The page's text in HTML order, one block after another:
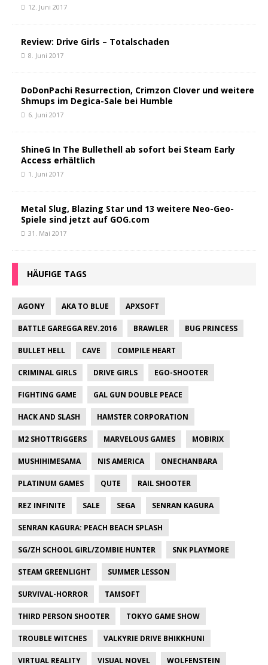
12. Juni 2017
Review: Drive Girls – Totalschaden
8. Juni 2017
DoDonPachi Resurrection, Crimzon Clover und weitere
Shmups im Degica-Sale bei Humble
6. Juni 2017
ShineG In The Bullethell ab sofort bei Steam Early
Access erhältlich
1. Juni 2017
Metal Slug, Blazing Star und 13 weitere Neo-Geo-
Spiele sind jetzt auf GOG.com
31. Mai 2017
HÄUFIGE TAGS
AGONY AKA TO BLUE APXSOFT
BATTLE GAREGGA REV.2016 BRAWLER BUG PRINCESS
BULLET HELL CAVE COMPILE HEART
CRIMINAL GIRLS DRIVE GIRLS EGO-SHOOTER
FIGHTING GAME GAL GUN DOUBLE PEACE
HACK AND SLASH HAMSTER CORPORATION
M2 SHOTTRIGGERS MARVELOUS GAMES MOBIRIX
MUSHIHIMESAMA NIS AMERICA ONECHANBARA
PLATINUM GAMES QUTE RAIL SHOOTER
REZ INFINITE SALE SEGA SENRAN KAGURA
SENRAN KAGURA: PEACH BEACH SPLASH
SG/ZH SCHOOL GIRL/ZOMBIE HUNTER SNK PLAYMORE
STEAM GREENLIGHT SUMMER LESSON
SURVIVAL-HORROR TAMSOFT
THIRD PERSON SHOOTER TOKYO GAME SHOW
TROUBLE WITCHES VALKYRIE DRIVE BHIKKHUNI
VIRTUAL REALITY VISUAL NOVEL WOLFENSTEIN